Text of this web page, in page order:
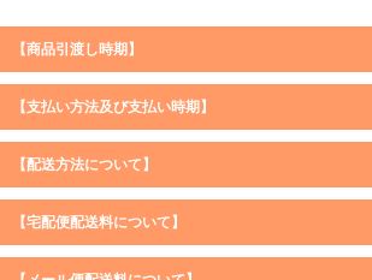
【商品引渡し時期】
【支払い方法及び支払い時期】
【配送方法について】
【宅配便配送料について】
購入価格 ／ 地域 通常